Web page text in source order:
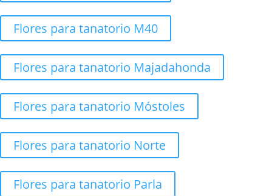
Flores para tanatorio M40
Flores para tanatorio Majadahonda
Flores para tanatorio Móstoles
Flores para tanatorio Norte
Flores para tanatorio Parla